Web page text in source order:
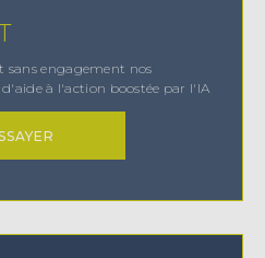
engagement nos
à l'action boostée par l'IA